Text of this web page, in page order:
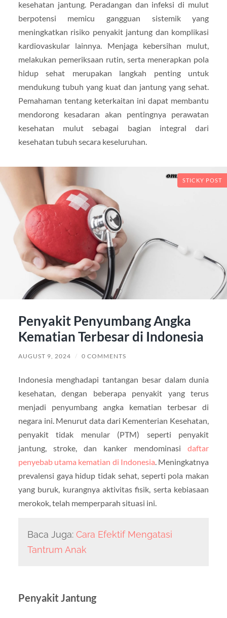
kesehatan jantung. Peradangan dan infeksi di mulut
berpotensi memicu gangguan sistemik yang
meningkatkan risiko penyakit jantung dan komplikasi
kardiovaskular lainnya. Menjaga kebersihan mulut,
melakukan pemeriksaan rutin, serta menerapkan pola
hidup sehat merupakan langkah penting untuk
mendukung tubuh yang kuat dan jantung yang sehat.
Pemahaman tentang keterkaitan ini dapat membantu
mendorong kesadaran akan pentingnya perawatan
kesehatan mulut sebagai bagian integral dari
kesehatan tubuh secara keseluruhan.
STICKY POST
Penyakit Penyumbang Angka
Kematian Terbesar di Indonesia
AUGUST 9, 2024 / 0 COMMENTS
Indonesia menghadapi tantangan besar dalam dunia
kesehatan, dengan beberapa penyakit yang terus
menjadi penyumbang angka kematian terbesar di
negara ini. Menurut data dari Kementerian Kesehatan,
penyakit tidak menular (PTM) seperti penyakit
jantung, stroke, dan kanker mendominasidaftar
penyebab utama kematian di Indonesia. Meningkatnya
prevalensi gaya hidup tidak sehat, seperti pola makan
yang buruk, kurangnya aktivitas fisik, serta kebiasaan
merokok, telah memperparah situasi ini.
Baca Juga: Cara Efektif Mengatasi
Tantrum Anak
Penyakit Jantung